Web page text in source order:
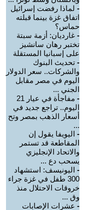
- لماذا رفضت إسرائيل
اتفاق غزة بينما قبلته
حماس؟
- غارديان: أزمة سبتة
تختبر رهان سانشيز
على إسبانيا المستقلة
- تحديث البنوك
والشركات.. سعر الدولار
اليوم في مصر مقابل
الجني ...
-
مفاجأة في عيار 21
اليوم.. تراجع جديد في
أسعار الذهب بمصر وتح
...
- اليويفا يقول إن
المقاطعة قد تستمر
والاتحاد الإنجليزي
يسحب دع ...
- اليونيسف: استشهاد
300 طفل في غزة جراء
خروقات الاحتلال منذ
وق ...
- عشرات الإصابات